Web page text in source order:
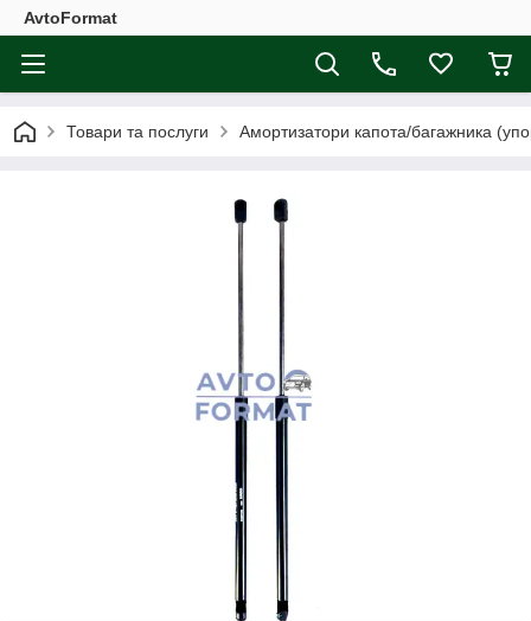
AvtoFormat
Товари та послуги Амортизатори капота/багажника